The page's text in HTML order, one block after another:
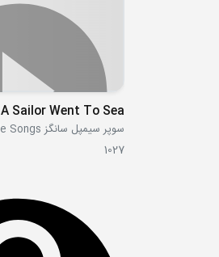
A Sailor Went To Sea
سوپر سیمپل سانگز Super Simple Songs
1027